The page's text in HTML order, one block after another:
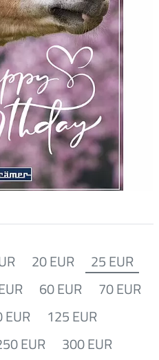
20 EUR
25 EUR
60 EUR
70 EUR
EUR
125 EUR
EUR
300 EUR